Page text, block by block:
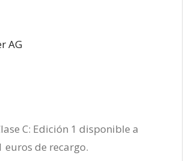
AG
C: Edición 1 disponible a
euros de recargo.